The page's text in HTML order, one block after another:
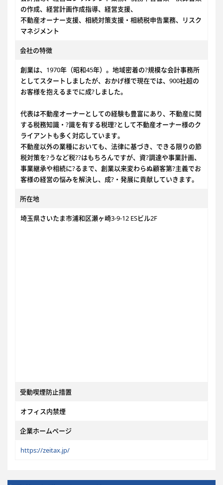
の作成、経営計画作成指導、経営支援、
不動産オーナー支援、相続対策支援・相続税申告業務、リスク
マネジメント
会社の特徴
創業は、1970年（昭和45年）。地域密着の?規模な会計事務所
としてスタートしましたが、おかげ様で現在では、900社超の
お客様を抱えるまでに成?しました。
代表は不動産オーナーとしての経験も豊富にあり、不動産に関
する税務知識・?識を有する税理?として不動産オーナー様のク
ライアントも多く対応しています。
不動産以外の業種においても、法律に基づき、できる限りの節
税対策を?うなど税??はもちろんですが、資?調達や事業計画、
事業継承や相続に?るまで、創業以来変わらぬ顧客第?主義でお
客様の経営の悩みを解決し、成?・発展に貢献していきます。
所在地
埼玉県さいたま市浦和区瀬ヶ崎3-9-12 ESビル2F
受動喫煙防止措置
オフィス内禁煙
企業ホームページ
https://zeitax.jp/